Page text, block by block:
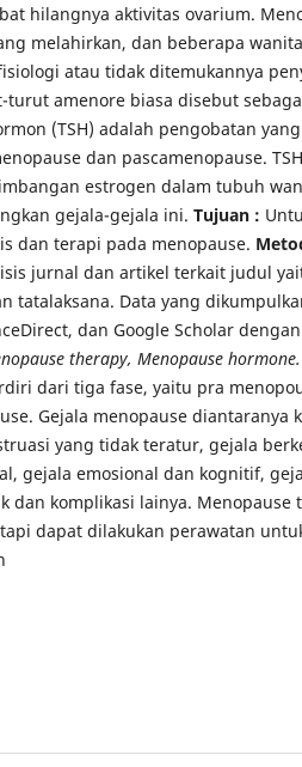
hilangnya aktivitas ovarium.
melahirkan, dan beberapa
atau tidak ditemukannya
amenore biasa disebut
(TSH) adalah pengobatan
dan pascamenopause.
estrogen dalam tubuh
gejala-gejala ini. Tujuan :
dan terapi pada menopause.
jurnal dan artikel terkait judul
tatalaksana. Data yang
dan Google Scholar
therapy, Menopause hormone.
dari tiga fase, yaitu pra
Gejala menopause diantaranya
yang tidak teratur, gejala
gejala emosional dan kognitif,
dan komplikasi lainya. Menopause
dapat dilakukan perawatan